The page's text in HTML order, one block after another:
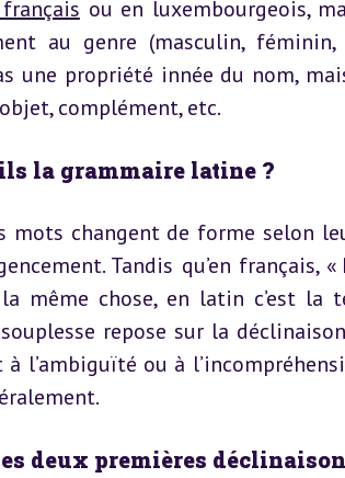
ou en luxembourgeois,
au genre (masculin,
une propriété innée du nom,
complément, etc.
la grammaire latine ?
mots changent de forme selon
Tandis qu’en français,
la même chose, en latin c’est
repose sur la
l’ambiguïté ou à
deux premières